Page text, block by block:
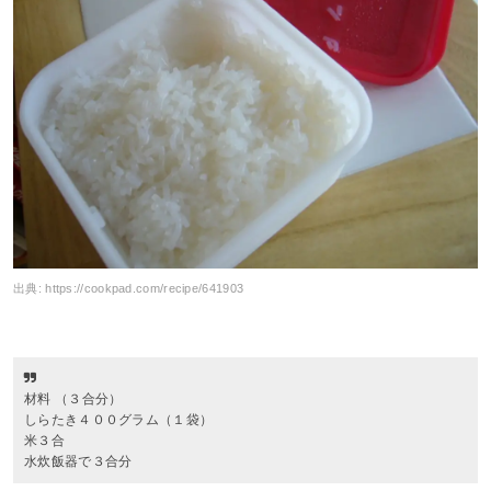
出典:https://cookpad.com/recipe/641903
材料 （３合分）
しらたき４００グラム（１袋）
米３合
水炊飯器で３合分